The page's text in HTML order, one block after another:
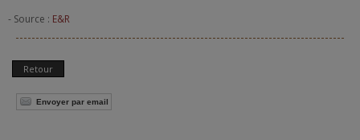
- Source : E&R
Retour
Envoyer par email